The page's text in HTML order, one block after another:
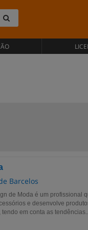
Barcelos
de Moda é um profissional
e desenvolve
em conta as